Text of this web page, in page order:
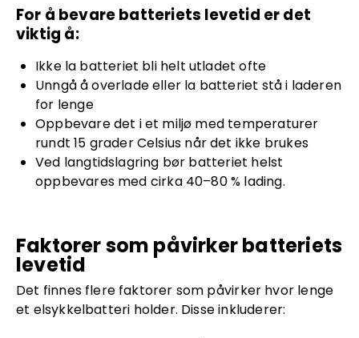
For å bevare batteriets levetid er det
viktig å:
Ikke la batteriet bli helt utladet ofte
Unngå å overlade eller la batteriet stå i laderen
for lenge
Oppbevare det i et miljø med temperaturer
rundt 15 grader Celsius når det ikke brukes
Ved langtidslagring bør batteriet helst
oppbevares med cirka 40–80 % lading.
Faktorer som påvirker batteriets
levetid
Det finnes flere faktorer som påvirker hvor lenge
et elsykkelbatteri holder. Disse inkluderer: